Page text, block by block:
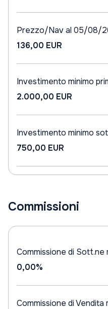
Prezzo/Nav al 05/08/
136,00 EUR
Investimento minimo
2.000,00 EUR
Investimento minimo
750,00 EUR
Commissioni
Commissione di Sott.ne
0,00%
Commissione di Vendita